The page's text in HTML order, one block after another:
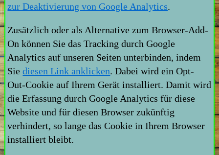
zur Deaktivierung von Google Analytics.
Zusätzlich oder als Alternative zum Browser-Add-
On können Sie das Tracking durch Google
Analytics auf unseren Seiten unterbinden, indem
Siediesen Link anklicken. Dabei wird ein Opt-
Out-Cookie auf Ihrem Gerät installiert. Damit wird
die Erfassung durch Google Analytics für diese
Website und für diesen Browser zukünftig
verhindert, so lange das Cookie in Ihrem Browser
installiert bleibt.